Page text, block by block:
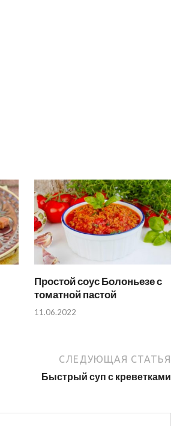
Простой соус Болоньезе с
томатной пастой
11.06.2022
СЛЕДУЮЩАЯ СТАТЬЯ
Быстрый суп с креветками